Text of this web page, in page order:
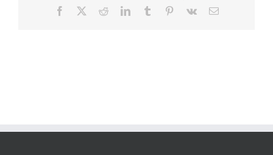
Facebook RedditLinkedInTumblr Pinterest
Vk
Correo